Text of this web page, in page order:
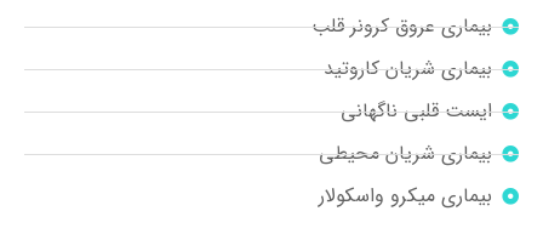
بیماری عروق کرونر قلب
بیماری شریان کاروتید
ایست قلبی ناگهانی
بیماری شریان محیطی
بیماری میکرو واسکولار